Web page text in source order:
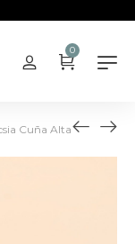
0
Cuña Alta